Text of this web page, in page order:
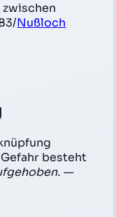
zwischen
Nußloch
besteht
—